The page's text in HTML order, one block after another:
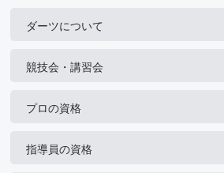
ダーツについて
競技会・講習会
プロの資格
指導員の資格